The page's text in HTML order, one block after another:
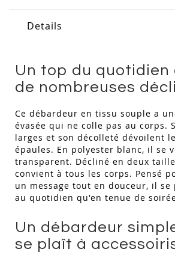
Details
Un top du quotidien
de nombreuses
Ce débardeur en tissu souple a
évasée qui ne colle pas au corps.
larges et son décolleté dévoilent
épaules. En polyester blanc, il se
transparent. Décliné en deux
convient à tous les corps. Pensé
un message tout en douceur, il se
au quotidien qu'en tenue de
Un débardeur
se plaît à